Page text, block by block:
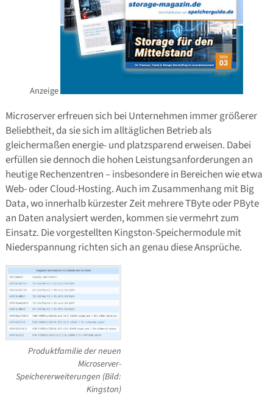
Anzeige
Microserver erfreuen sich bei Unternehmen immer größerer
Beliebtheit, da sie sich im alltäglichen Betrieb als
gleichermaßen energie- und platzsparend erweisen. Dabei
erfüllen sie dennoch die hohen Leistungsanforderungen an
heutige Rechenzentren – insbesondere in Bereichen wie etwa
Web- oder Cloud-Hosting. Auch im Zusammenhang mit Big
Data, wo innerhalb kürzester Zeit mehrere TByte oder PByte
an Daten analysiert werden, kommen sie vermehrt zum
Einsatz. Die vorgestellten Kingston-Speichermodule mit
Niederspannung richten sich an genau diese Ansprüche.
Produktfamilie der neuen
Microserver-
Speichererweiterungen (Bild:
Kingston)